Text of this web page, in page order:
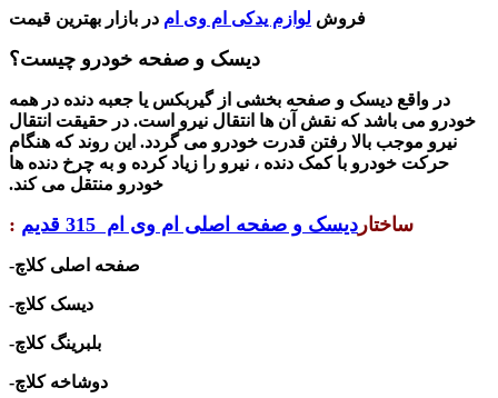
فروش لوازم یدکی ام وی ام در بازار بهترین قیمت
دیسک و صفحه خودرو چیست؟
در واقع دیسک و صفحه بخشی از گیربکس یا جعبه دنده در همه
خودرو می باشد که نقش آن ها انتقال نیرو است. در حقیقت انتقال
نیرو موجب بالا رفتن قدرت خودرو می گردد. این روند که هنگام
حرکت خودرو با کمک دنده ، نیرو را زیاد کرده و به چرخ دنده ها
خودرو منتقل می کند.
ساختار دیسک و صفحه اصلی ام وی ام 315 قدیم :
-صفحه اصلی کلاچ
-دیسک کلاچ
-بلبرینگ کلاچ
-دوشاخه کلاچ